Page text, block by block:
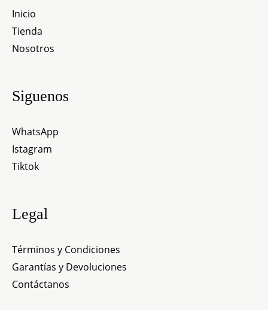
Inicio
Tienda
Nosotros
Siguenos
WhatsApp
Istagram
Tiktok
Legal
Términos y Condiciones
Garantías y Devoluciones
Contáctanos